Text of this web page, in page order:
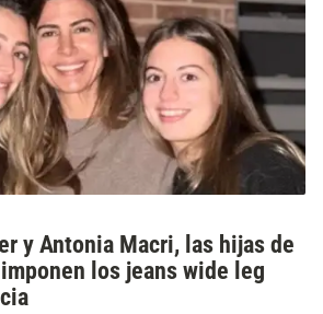
y Antonia Macri, las hijas de
los jeans wide leg